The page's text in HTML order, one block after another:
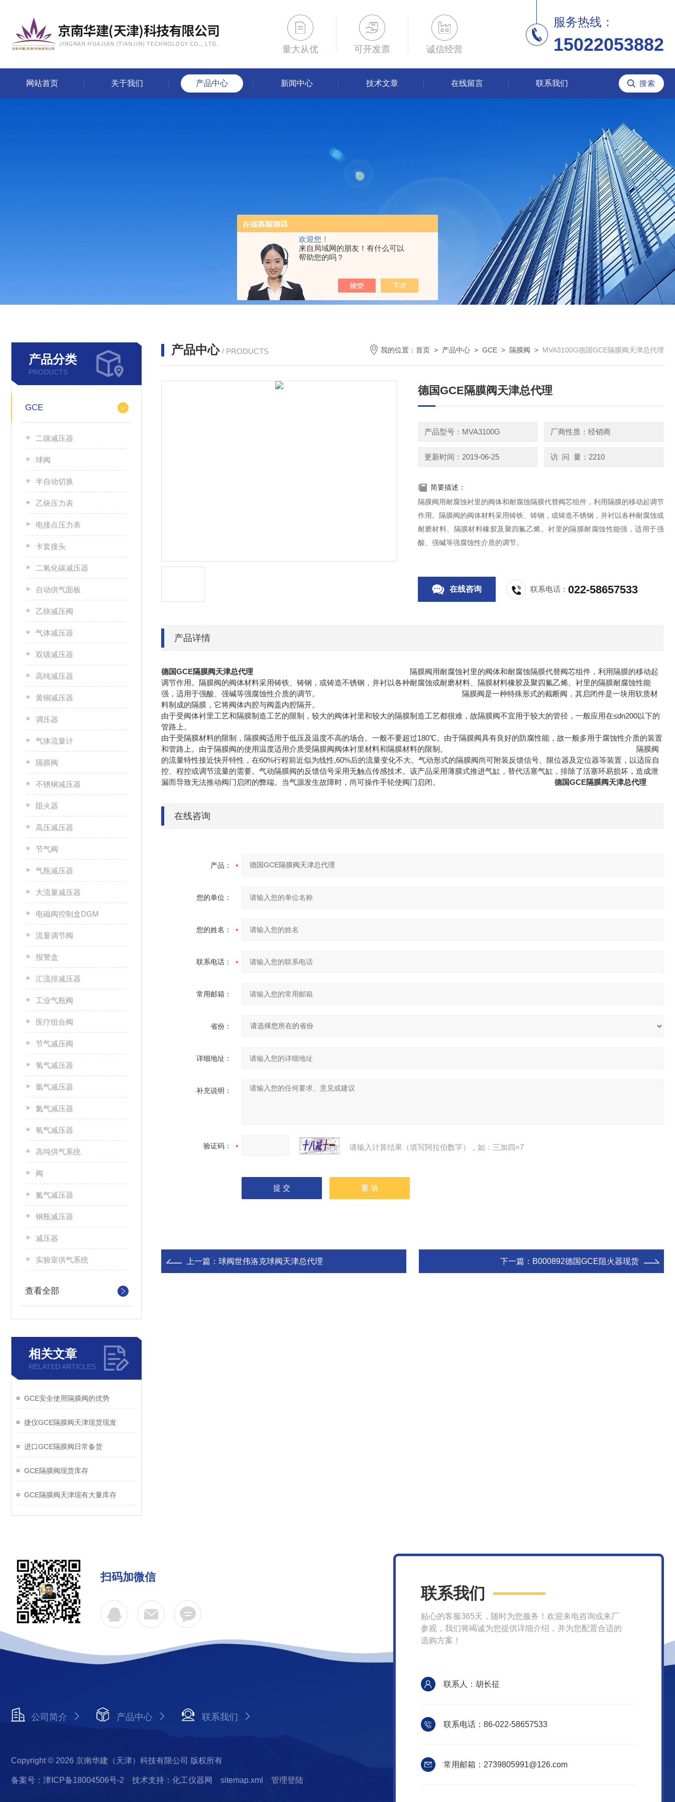
欢迎您！
来自局域网的朋友！有什么可以
帮助您的吗？
量大从优 可开发票 诚信经营
服务热线：
15022053882
网站首页 关于我们 产品中心 新闻中心 技术文章 在线留言 联系我们
产品分类
PRODUCTS
GCE
二级减压器
球阀
半自动切换
乙炔压力表
电接点压力表
卡套接头
二氧化碳减压器
自动供气面板
乙炔减压阀
气体减压器
双级减压器
高纯减压器
黄铜减压器
调压器
气体流量计
隔膜阀
不锈钢减压器
阻火器
高压减压器
节气阀
气瓶减压器
大流量减压器
电磁阀控制盒DGM
流量调节阀
报警盒
汇流排减压器
工业气瓶阀
医疗组合阀
节气减压阀
氢气减压器
氩气减压器
氦气减压器
氧气减压器
高纯供气系统
阀
氮气减压器
钢瓶减压器
减压器
实验室供气系统
查看全部
相关文章
RELATED ARTICLES
GCE安全使用隔膜阀的优势
捷仪GCE隔膜阀天津现货现发
进口GCE隔膜阀日常备货
GCE隔膜阀现货库存
GCE隔膜阀天津现有大量库存
产品中心 / PRODUCTS 我的位置： 首页 > 产品中心 > GCE > 隔膜阀 > MVA3100G德国GCE隔膜阀天津总代理
德国GCE隔膜阀天津总代理
产品型号：MVA3100G 厂商性质：经销商
更新时间：2019-06-25 访 问 量：2210
简要描述：
隔膜阀用耐腐蚀衬里的阀体和耐腐蚀隔膜代替阀芯组件，利用隔膜的移动起调节
作用。隔膜阀的阀体材料采用铸铁、铸钢，或铸造不锈钢，并衬以各种耐腐蚀或
耐磨材料、隔膜材料橡胶及聚四氟乙烯。衬里的隔膜耐腐蚀性能强，适用于强
酸、强碱等强腐蚀性介质的调节。
在线咨询 联系电话：022-58657533
产品详情
德国GCE隔膜阀天津总代理
隔膜阀用耐腐蚀衬里的阀体和耐腐蚀隔膜代替阀芯组件，利用隔膜的移动起
调节作用。隔膜阀的阀体材料采用铸铁、铸钢，或铸造不锈钢，并衬以各种耐腐蚀或耐磨材料、隔膜材料橡胶及聚四氟乙烯。衬里的隔膜耐腐蚀性能
强，适用于强酸、强碱等强腐蚀性介质的调节。 隔膜阀是一种特殊形式的截断阀，其启闭件是一块用软质材
料制成的隔膜，它将阀体内腔与阀盖内腔隔开。
由于受阀体衬里工艺和隔膜制造工艺的限制，较大的阀体衬里和较大的隔膜制造工艺都很难，故隔膜阀不宜用于较大的管径，一般应用在≤dn200以下的
管路上。
由于受隔膜材料的限制，隔膜阀适用于低压及温度不高的场合。一般不要超过180℃。由于隔膜阀具有良好的防腐性能，故一般多用于腐蚀性介质的装置
和管路上。由于隔膜阀的使用温度适用介质受隔膜阀阀体衬里材料和隔膜材料的限制。 隔膜阀
的流量特性接近快开特性，在60%行程前近似为线性,60%后的流量变化不大。气动形式的隔膜阀尚可附装反馈信号、限位器及定位器等装置，以适应自
控、程控或调节流量的需要。气动隔膜阀的反馈信号采用无触点传感技术。该产品采用薄膜式推进气缸，替代活塞气缸，排除了活塞环易损坏，造成泄
漏而导致无法推动阀门启闭的弊端。当气源发生故障时，尚可操作手轮使阀门启闭。 德国GCE隔膜阀天津总代理
在线咨询
产品：
您的单位：
您的姓名：
联系电话：
常用邮箱：
省份：
详细地址：
补充说明：
验证码： 请输入计算结果（填写阿拉伯数字），如：三加四=7
上一篇： 球阀世伟洛克球阀天津总代理 下一篇： B000892德国GCE阻火器现货
扫码加微信
公司简介 产品中心 联系我们
Copyright © 2026 京南华建（天津）科技有限公司 版权所有
备案号：津ICP备18004506号-2 技术支持：化工仪器网 sitemap.xml 管理登陆
联系我们
贴心的客服365天，随时为您服务！欢迎来电咨询或来厂
参观，我们将竭诚为您提供详细介绍，并为您配置合适的
选购方案！
联系人：胡长征
联系电话：86-022-58657533
常用邮箱：2739805991@126.com